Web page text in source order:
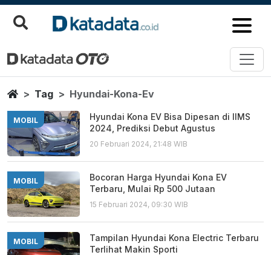
Hyundai Kona Ev
Berita Terbaru
HomeTag Hyundai-Kona-Ev
MOBIL
Hyundai Kona EV Bisa Dipesan di IIMS
2024, Prediksi Debut Agustus
20 Februari 2024, 21:48 WIB
MOBIL
Bocoran Harga Hyundai Kona EV
Terbaru, Mulai Rp 500 Jutaan
15 Februari 2024, 09:30 WIB
MOBIL
Tampilan Hyundai Kona Electric Terbaru
Terlihat Makin Sporti